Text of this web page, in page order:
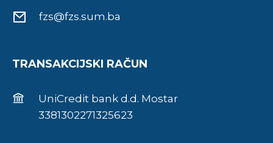
fzs@fzs.sum.ba
TRANSAKCIJSKI RAČUN
UniCredit bank d.d. Mostar
3381302271325623